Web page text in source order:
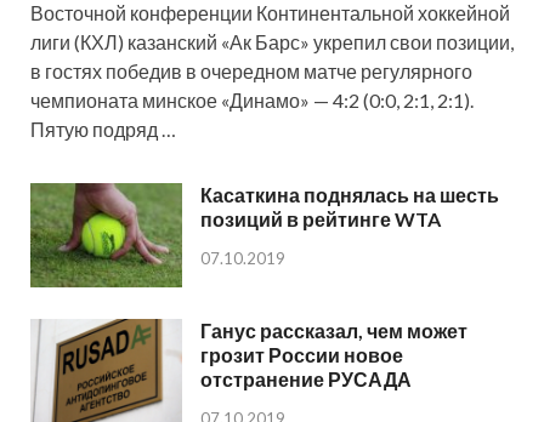
Восточной конференции Континентальной хоккейной
лиги (КХЛ) казанский «Ак Барс» укрепил свои позиции,
в гостях победив в очередном матче регулярного
чемпионата минское «Динамо» — 4:2 (0:0, 2:1, 2:1).
Пятую подряд …
Касаткина поднялась на шесть
позиций в рейтинге WTA
07.10.2019
Ганус рассказал, чем может
грозит России новое
отстранение РУСАДА